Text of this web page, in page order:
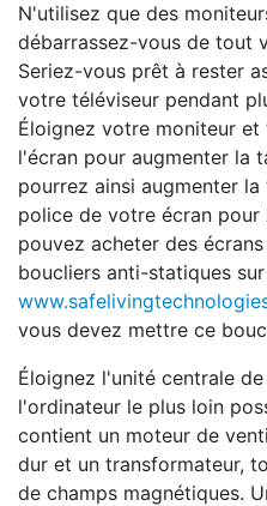
N'utilisez que des
débarrassez-vous de tout
Seriez-vous prêt à rester
votre téléviseur pendant
Éloignez votre moniteur
l'écran pour augmenter la
pourrez ainsi augmenter
police de votre écran
pouvez acheter des
boucliers anti-statiques sur
vous devez mettre ce
Éloignez l'unité centrale
l'ordinateur le plus loin
contient un moteur de
dur et un transformateur,
de champs magnétiques.